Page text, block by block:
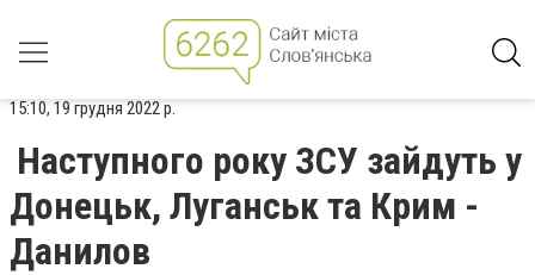
15:10, 19 грудня 2022 р.
Наступного року ЗСУ зайдуть у
Донецьк, Луганськ та Крим -
Данилов